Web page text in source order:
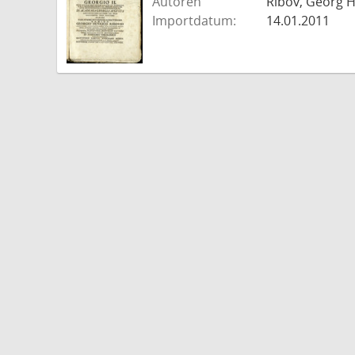
Importdatum:
14.01.2011